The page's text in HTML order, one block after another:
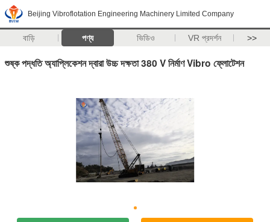
Beijing Vibroflotation Engineering Machinery Limited Company
বাড়ি পণ্য ভিডিও VR প্রদর্শন >>
শুষ্ক পদ্ধতি অ্যাপ্লিকেশন দ্বারা উচ্চ দক্ষতা 380 V নির্মাণ Vibro ফ্লোটেশন